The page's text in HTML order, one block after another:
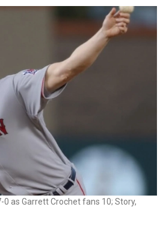
as Garrett Crochet fans 10; Story,